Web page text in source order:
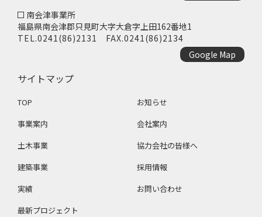
南会津事業所
福島県南会津郡只見町大字大倉字上田162番地1
TEL.0241(86)2131 FAX.0241(86)2134
Google Map
サイトマップ
TOP
事業案内
土木事業
建築事業
実績
最新プロジェクト
お知らせ
会社案内
協力会社の皆様へ
採用情報
お問い合わせ